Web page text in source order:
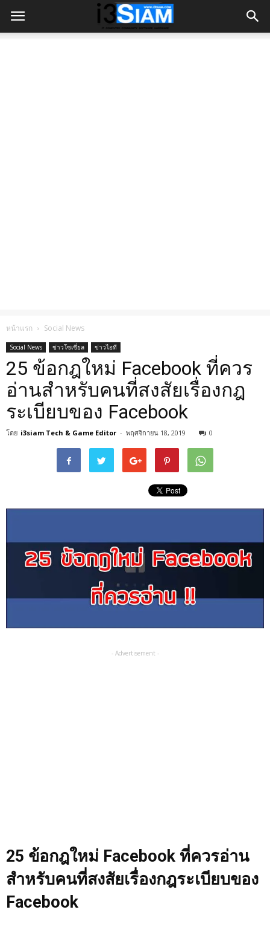
หน้าแรก Social News
Social News ข่าวโซเชี่ยล ข่าวไอที
25 ข้อกฎใหม่ Facebook ที่ควร
อ่านสำหรับคนที่สงสัยเรื่องกฎ
ระเบียบของ Facebook
โดย i3siam Tech & Game Editor - พฤศจิกายน 18, 2019 0
- Advertisement -
25 ข้อกฎใหม่ Facebook ที่ควรอ่าน
สำหรับคนที่สงสัยเรื่องกฎระเบียบของ
Facebook